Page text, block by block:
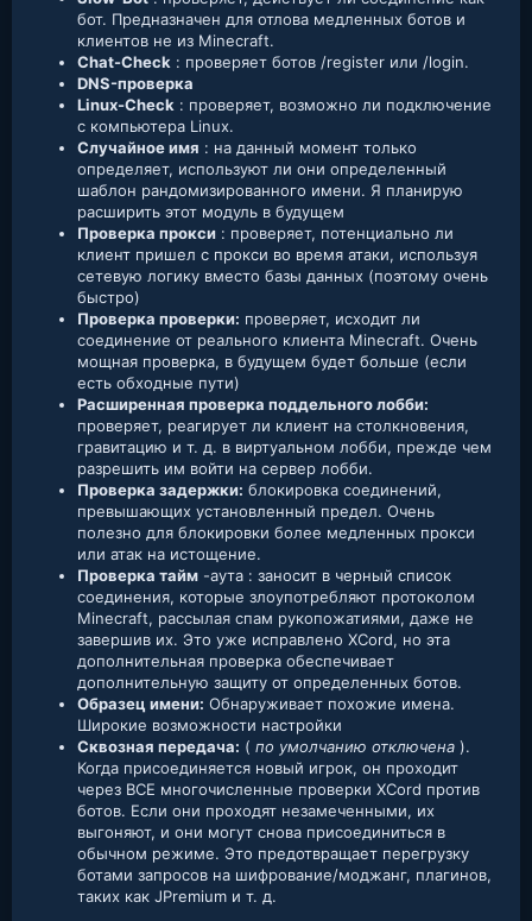
бот. Предназначен для отлова медленных ботов и
клиентов не из Minecraft.
Chat-Check : проверяет ботов /register или /login.
DNS-проверка
Linux-Check : проверяет, возможно ли подключение
с компьютера Linux.
Случайное имя : на данный момент только
определяет, используют ли они определенный
шаблон рандомизированного имени. Я планирую
расширить этот модуль в будущем
Проверка прокси : проверяет, потенциально ли
клиент пришел с прокси во время атаки, используя
сетевую логику вместо базы данных (поэтому очень
быстро)
Проверка проверки: проверяет, исходит ли
соединение от реального клиента Minecraft. Очень
мощная проверка, в будущем будет больше (если
есть обходные пути)
Расширенная проверка поддельного лобби:
проверяет, реагирует ли клиент на столкновения,
гравитацию и т. д. в виртуальном лобби, прежде чем
разрешить им войти на сервер лобби.
Проверка задержки: блокировка соединений,
превышающих установленный предел. Очень
полезно для блокировки более медленных прокси
или атак на истощение.
Проверка тайм -аута : заносит в черный список
соединения, которые злоупотребляют протоколом
Minecraft, рассылая спам рукопожатиями, даже не
завершив их. Это уже исправлено XCord, но эта
дополнительная проверка обеспечивает
дополнительную защиту от определенных ботов.
Образец имени: Обнаруживает похожие имена.
Широкие возможности настройки
Сквозная передача: ( по умолчанию отключена ).
Когда присоединяется новый игрок, он проходит
через ВСЕ многочисленные проверки XCord против
ботов. Если они проходят незамеченными, их
выгоняют, и они могут снова присоединиться в
обычном режиме. Это предотвращает перегрузку
ботами запросов на шифрование/моджанг, плагинов,
таких как JPremium и т. д.